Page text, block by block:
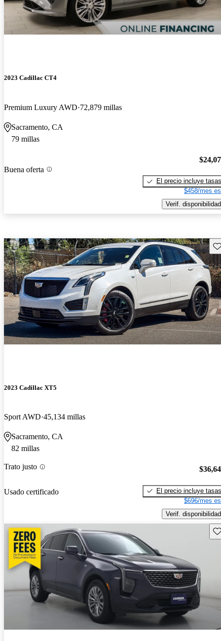
2023 Cadillac CT4
Premium Luxury AWD 72,879 millas
Sacramento, CA
79 millas
Buena oferta
El precio incluye tasas
$458/mes
Verif. disponibilidad
2023 Cadillac XT5
Sport AWD 45,134 millas
Sacramento, CA
82 millas
Trato justo
Usado certificado
El precio incluye tasas
$696/mes
Verif. disponibilidad